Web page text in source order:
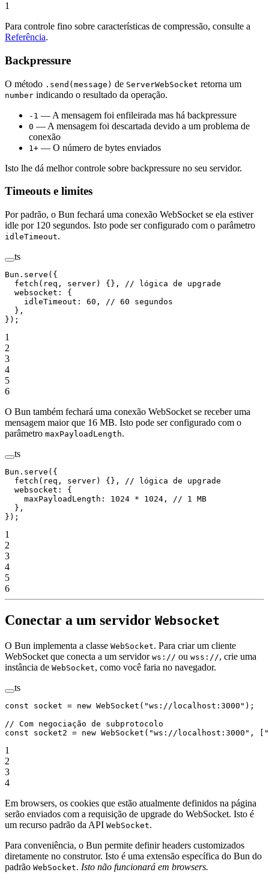
1
Para controle fino sobre características de compressão, consulte a
Referência.
Backpressure
O método .send(message) de ServerWebSocket retorna um
number indicando o resultado da operação.
-1 — A mensagem foi enfileirada mas há backpressure
0 — A mensagem foi descartada devido a um problema de
conexão
1+ — O número de bytes enviados
Isto lhe dá melhor controle sobre backpressure no seu servidor.
Timeouts e limites
Por padrão, o Bun fechará uma conexão WebSocket se ela estiver
idle por 120 segundos. Isto pode ser configurado com o parâmetro
idleTimeout.
ts
Bun. serve ({
  fetch
( req , server) {}, // lógica de upgrade
  websocket: {
    idleTimeout:
60 , // 60 segundos
  },
});
1
2
3
4
5
6
O Bun também fechará uma conexão WebSocket se receber uma
mensagem maior que 16 MB. Isto pode ser configurado com o
parâmetro maxPayloadLength.
ts
Bun. serve ({
  fetch
( req , server) {}, // lógica de upgrade
  websocket: {
    maxPayloadLength:
1024 * 1024 , // 1 MB
  },
});
1
2
3
4
5
6
Conectar a um servidor Websocket
O Bun implementa a classe WebSocket. Para criar um cliente
WebSocket que conecta a um servidor ws:// ou wss://, crie uma
instância de WebSocket, como você faria no navegador.
ts
const socket = new WebSocket ( "ws://localhost:3000" );
// Com negociação de subprotocolo
const socket2 = new WebSocket ( "ws://localhost:3000" , [
1
2
3
4
Em browsers, os cookies que estão atualmente definidos na página
serão enviados com a requisição de upgrade do WebSocket. Isto é
um recurso padrão da API WebSocket.
Para conveniência, o Bun permite definir headers customizados
diretamente no construtor. Isto é uma extensão específica do Bun do
padrão WebSocket. Isto não funcionará em browsers.